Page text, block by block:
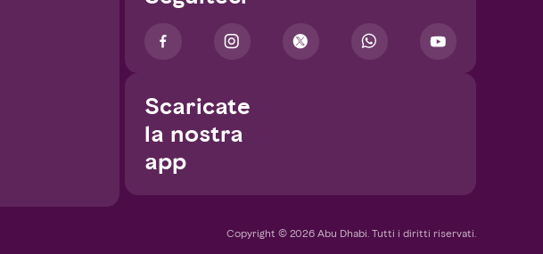
Scaricate
la nostra
app
Copyright © 2026 Abu Dhabi. Tutti i diritti riservati.